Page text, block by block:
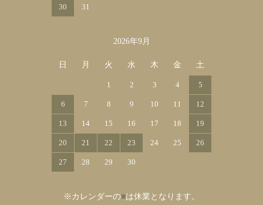
30 31
2026年9月
日 月 火 水 木 金 土
1 2 3 4 5
6 7 8 9 10 11 12
13 14 15 16 17 18 19
20 21 22 23 24 25 26
27 28 29 30
※カレンダーの■は休業となります。